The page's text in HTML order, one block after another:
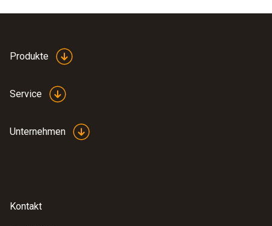
Produkte
Service
Unternehmen
Kontakt